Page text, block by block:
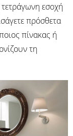
εσοχή
πρόσθετα
πίνακας ή
τη